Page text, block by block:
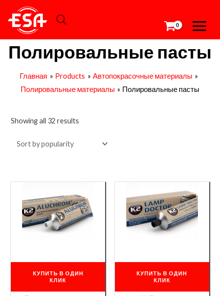
Перейти
содержимому
Полировальные пасты
Главная Products
Автопокрасочные материалы
Полировальные материалы
Полировальные пасты
Showing all 32 results
КУПИТЬ В ОДИН
КЛИК
КУПИТЬ В ОДИН
КЛИК